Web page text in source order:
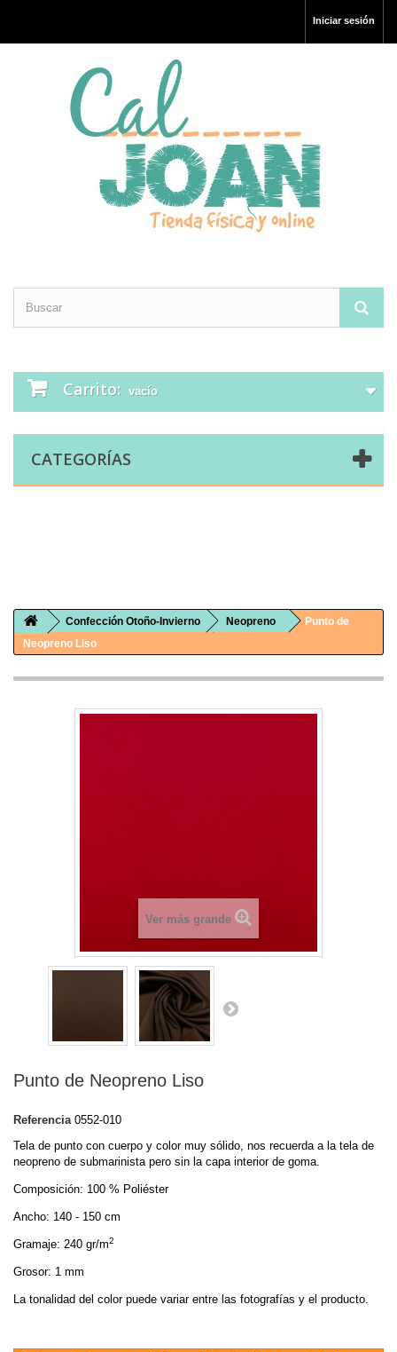
Iniciar sesión
Carrito: vacío
CATEGORÍAS
Confección Otoño-Invierno Neopreno
Punto de
Neopreno Liso
Ver más grande
Punto de Neopreno Liso
Referencia 0552-010
Tela de punto con cuerpo y color muy sólido, nos recuerda a la tela de
neopreno de submarinista pero sin la capa interior de goma.
Composición: 100 % Poliéster
Ancho: 140 - 150 cm
Gramaje: 240 gr/m2
Grosor: 1 mm
La tonalidad del color puede variar entre las fotografías y el producto.